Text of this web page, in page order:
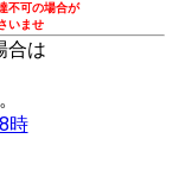
不可の場合が
いませ
合は
時